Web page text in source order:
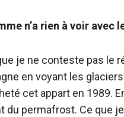
n’a rien à voir avec
je ne conteste pas le
en voyant les
cet appart en 1989.
du permafrost. Ce que